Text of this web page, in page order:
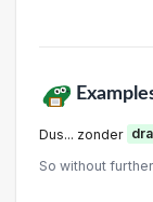
Dus... zonder
So without